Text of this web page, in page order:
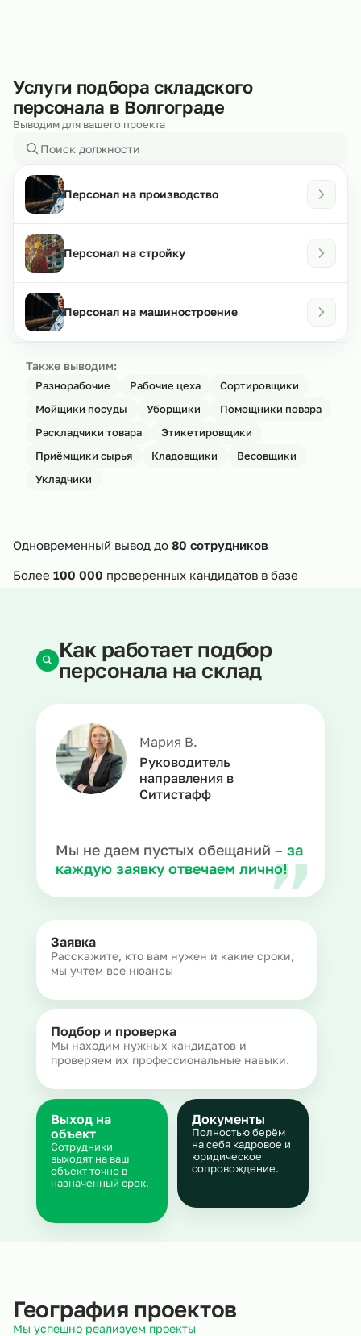
Услуги подбора складского
персонала в Волгограде
Выводим для вашего проекта
Персонал на производство
Персонал на стройку
Персонал на машиностроение
Также выводим:
Разнорабочие Рабочие цеха
Сортировщики
Мойщики посуды
Уборщики
Помощники повара
Раскладчики товара
Этикетировщики
Приёмщики сырья
Кладовщики
Весовщики
Укладчики
Одновременный вывод до 80 сотрудников
Более 100 000 проверенных кандидатов в базе
Мария В.
Руководитель
направления в
Ситистафф
Мы не даем пустых обещаний – за
каждую заявку отвечаем лично!
Как работает подбор
персонала на склад
Заявка
Расскажите, кто вам нужен и какие сроки,
мы учтем все нюансы
Подбор и проверка
Мы находим нужных кандидатов и
проверяем их профессиональные навыки.
Документы
Полностью берём
на себя кадровое и
юридическое
сопровождение.
Выход на
объект
Сотрудники
выходят на ваш
объект точно в
назначенный срок.
География проектов
Мы успешно реализуем проекты